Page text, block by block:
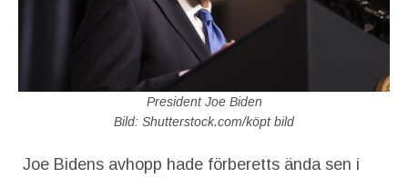
President Joe Biden
Bild: Shutterstock.com/köpt bild
Joe Bidens avhopp hade förberetts ända sen i